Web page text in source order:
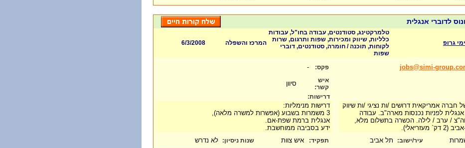
גרופ
טלמרקטינג, סטודנטים, עבודה בחו"ל, עבודות
כלליות, שיווק ומכירות, שפות ותרגום, שרות
לקוחות, תוכנה / חומרה, סטודנטים, דוברי
שפות
המרכז והשפלה 6/3/2008
jobs@simi- פקס: -
איש
קשר:
סיוון
חברה אמריקאית דרושים /ות נציגי /ות שיווק
אנגלית לפניות נכנסות מארה"ב. עבודה
/ ערב / לילה. הכשרה בתשלום מלא,
דרישות:
דרישות מנימליות:
3 משמרות בשבוע (אפשרות למשרה מלאה),
אנגלית ברמת שפת-אם.
ידע בסביבה ממוחשבת.
עיר/ישוב: תל אביב תפקיד: איש צוות שנות ניסיון: לא נדרש